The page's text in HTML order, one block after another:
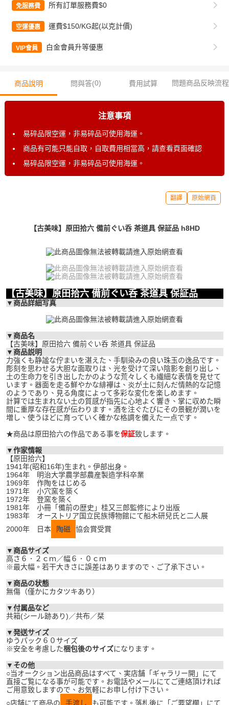
免服務費 所有訂單服務費$0
空運優惠 運費$150/KG起(以克計價)
VIP會員 白金會員升等優惠
商品說明 問與答(0) 費用試算 問題商品反映流程
注意事項
易碎品限空運，非易碎品可使用海運。
商品有可能只能自取，自取費用相當高，請查看頁面確認
易碎品限空運，非易碎品可使用海運。
翻譯 原始網頁
【古美味】原田拾六 備前ぐい呑 茶道具 保証品 h8HD
【古美味】原田拾六 備前ぐい呑 茶道具 保証品
▼商品詳細写真
▼商品名
【古美味】原田拾六 備前ぐい呑 茶道具 保証品
▼商品説明
力強くも静謐な佇まいを湛えた、手馴染みの良い珠玉の逸品です。
彫刻を思わせる大胆な面取りは、光を受けて深い陰影を創り出し、
土の生命力を引き出したかのような荒々しくも繊細な表情を見せて
います。器面を走る鮮やかな緋襷は、炎が土に刻んだ情熱的な記憶
のようであり、見る角度によって多彩な変化を楽しめます。
計算では生まれない土の質感が指先に心地よく響き、掌に収めた瞬
間に重厚な存在感が伝わります。酒を注ぐたびにその景観が潤いを
増し、使うほどに育っていく確かな格調を備えた一点です。
★商品は原田拾六の作品である事を保証致します。
▼作家情報
【原田拾六】
1941年(昭和16年)生まれ。伊部出身。
1964年 明治大学農学部農産製造学科卒業
1969年 作陶をはじめる
1971年 小穴窯を築く
1972年 登窯を築く
1981年 小冊「備前の歴史」桂又三郎監修により出版
1983年 オーストリア国立民族博物館にて船木研兒氏と二人展
2000年 日本
陶磁 協会賞受賞
▼商品サイズ
高さ６．２ｃｍ／幅６．０ｃｍ
※最大幅。若干大きさに誤差はありますので、ご了承下さい。
▼商品の状態
無傷（僅かにカタツキあり）
▼付属品など
共箱(シール跡あり)／共布／栞
▼発送サイズ
ゆうパック６０サイズ
※安全を考慮した梱包後のサイズになります。
▼その他
○当オークション出品商品はすべて、実店舗「ギャラリー開」にて
直接ご覧になる事が可能です。お電話やメールにてご連絡頂ければ
ご用意致しますので、お気軽にお申し付け下さい。
○店舗にて商品の
手渡し も可能です。落札後に「ご要望欄」にて